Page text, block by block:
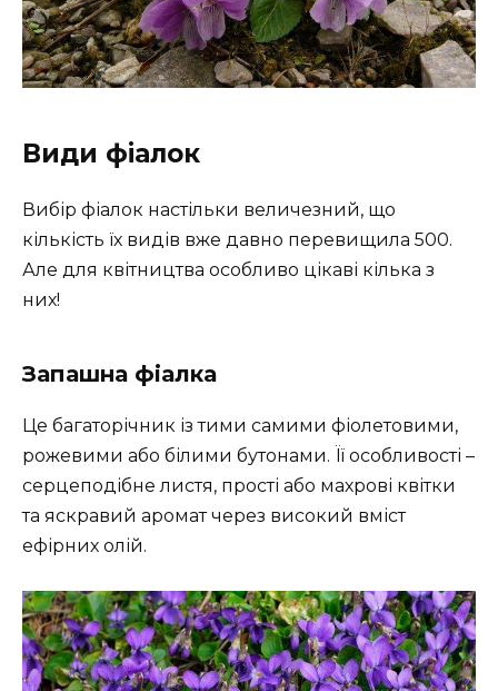
Види фіалок
Вибір фіалок настільки величезний, що
кількість їх видів вже давно перевищила 500.
Але для квітництва особливо цікаві кілька з
них!
Запашна фіалка
Це багаторічник із тими самими фіолетовими,
рожевими або білими бутонами. Її особливості –
серцеподібне листя, прості або махрові квітки
та яскравий аромат через високий вміст
ефірних олій.